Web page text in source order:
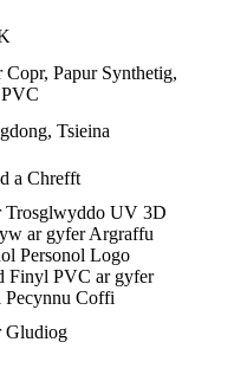
Copr, Papur Synthetig,
Tsieina
a Chrefft
Trosglwyddo UV 3D
ar gyfer Argraffu
Personol Logo
Finyl PVC ar gyfer
Pecynnu Coffi
Gludiog